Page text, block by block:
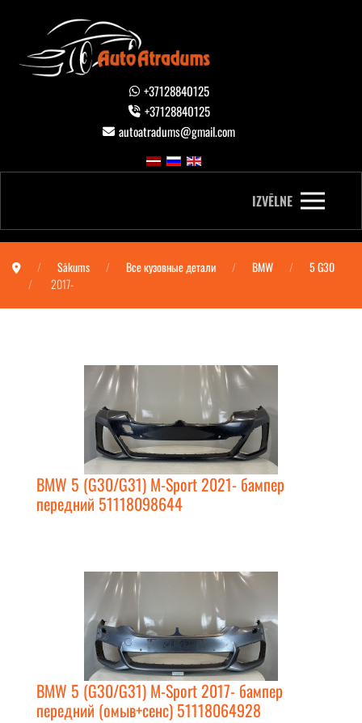
+37128840125
+37128840125
autoatradums@gmail.com
IZVĒLNE
Sākums Все кузовные детали BMW
5 G30
2017-
BMW 5 (G30/G31) M-Sport 2021- бампер
передний 51118098644
BMW 5 (G30/G31) M-Sport 2017- бампер
передний (омыв+сенс) 51118064928